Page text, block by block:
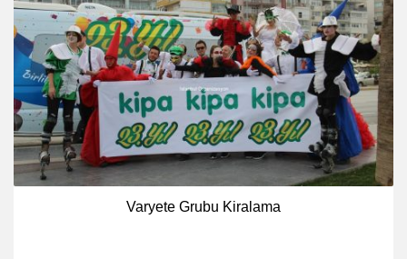
Varyete Grubu Kiralama